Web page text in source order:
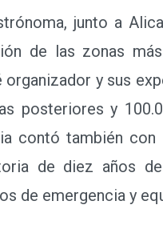
junto a
de las zonas
organizador y sus
posteriores y
contó también
de diez años
de emergencia y